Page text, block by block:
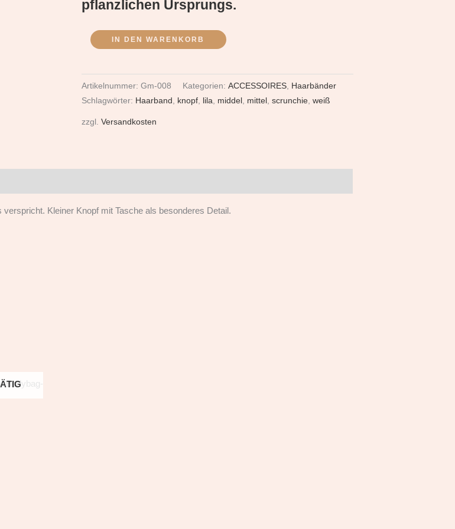
pflanzlichen Ursprungs.
IN DEN WARENKORB
Artikelnummer: Gm-008 Kategorien: ACCESSOIRES
Haarbänder
Schlagwörter: Haarband knopf lila middel mittel scrunchie weiß
zzgl. Versandkosten
Kleiner Knopf mit Tasche als besonderes Detail.